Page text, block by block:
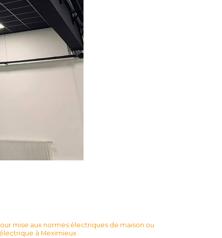
mise aux normes électriques de maison ou
à Meximieux